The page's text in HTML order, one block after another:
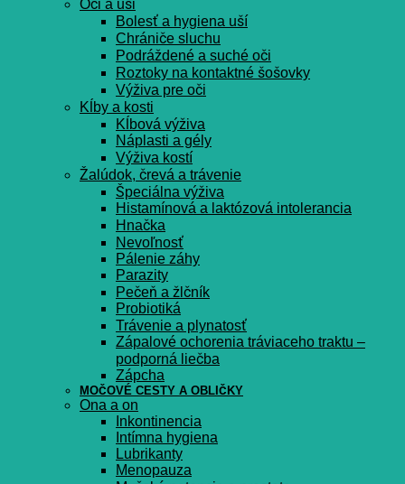
Oči a uši
Bolesť a hygiena uší
Chrániče sluchu
Podráždené a suché oči
Roztoky na kontaktné šošovky
Výživa pre oči
Kĺby a kosti
Kĺbová výživa
Náplasti a gély
Výživa kostí
Žalúdok, črevá a trávenie
Špeciálna výživa
Histamínová a laktózová intolerancia
Hnačka
Nevoľnosť
Pálenie záhy
Parazity
Pečeň a žlčník
Probiotiká
Trávenie a plynatosť
Zápalové ochorenia tráviaceho traktu –
podporná liečba
Zápcha
MOČOVÉ CESTY A OBLIČKY
Ona a on
Inkontinencia
Intímna hygiena
Lubrikanty
Menopauza